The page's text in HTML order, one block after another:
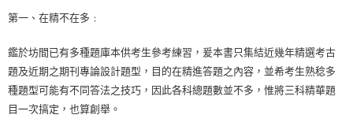
宅配
外島郵寄
每筆NT$100，滿NT$1,000(含以上)免運費
第一、在精不在多﹕
鑑於坊間已有多種題庫本供考生參考練習，爰本書只集結近幾年精選考古
題及近期之期刊專論設計題型，目的在精進答題之內容，並希考生熟稔多
種題型可能有不同答法之技巧，因此各科總題數並不多，惟將三科精華題
目一次搞定，也算創舉。